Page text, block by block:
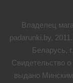
Владелец
padarunki.by,
Беларусь,
Свидетельство о
выдано